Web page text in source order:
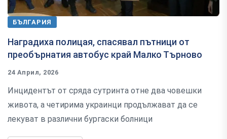
БЪЛГАРИЯ
Наградиха полицая, спасявал пътници от
преобърнатия автобус край Малко Търново
24 Април, 2026
Инцидентът от сряда сутринта отне два човешки
живота, а четирима украинци продължават да се
лекуват в различни бургаски болници